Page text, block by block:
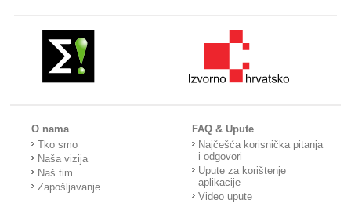
O nama
Tko smo
Naša vizija
Naš tim
Zapošljavanje
FAQ & Upute
Najčešća korisnička pitanja
i odgovori
Upute za korištenje
aplikacije
Video upute